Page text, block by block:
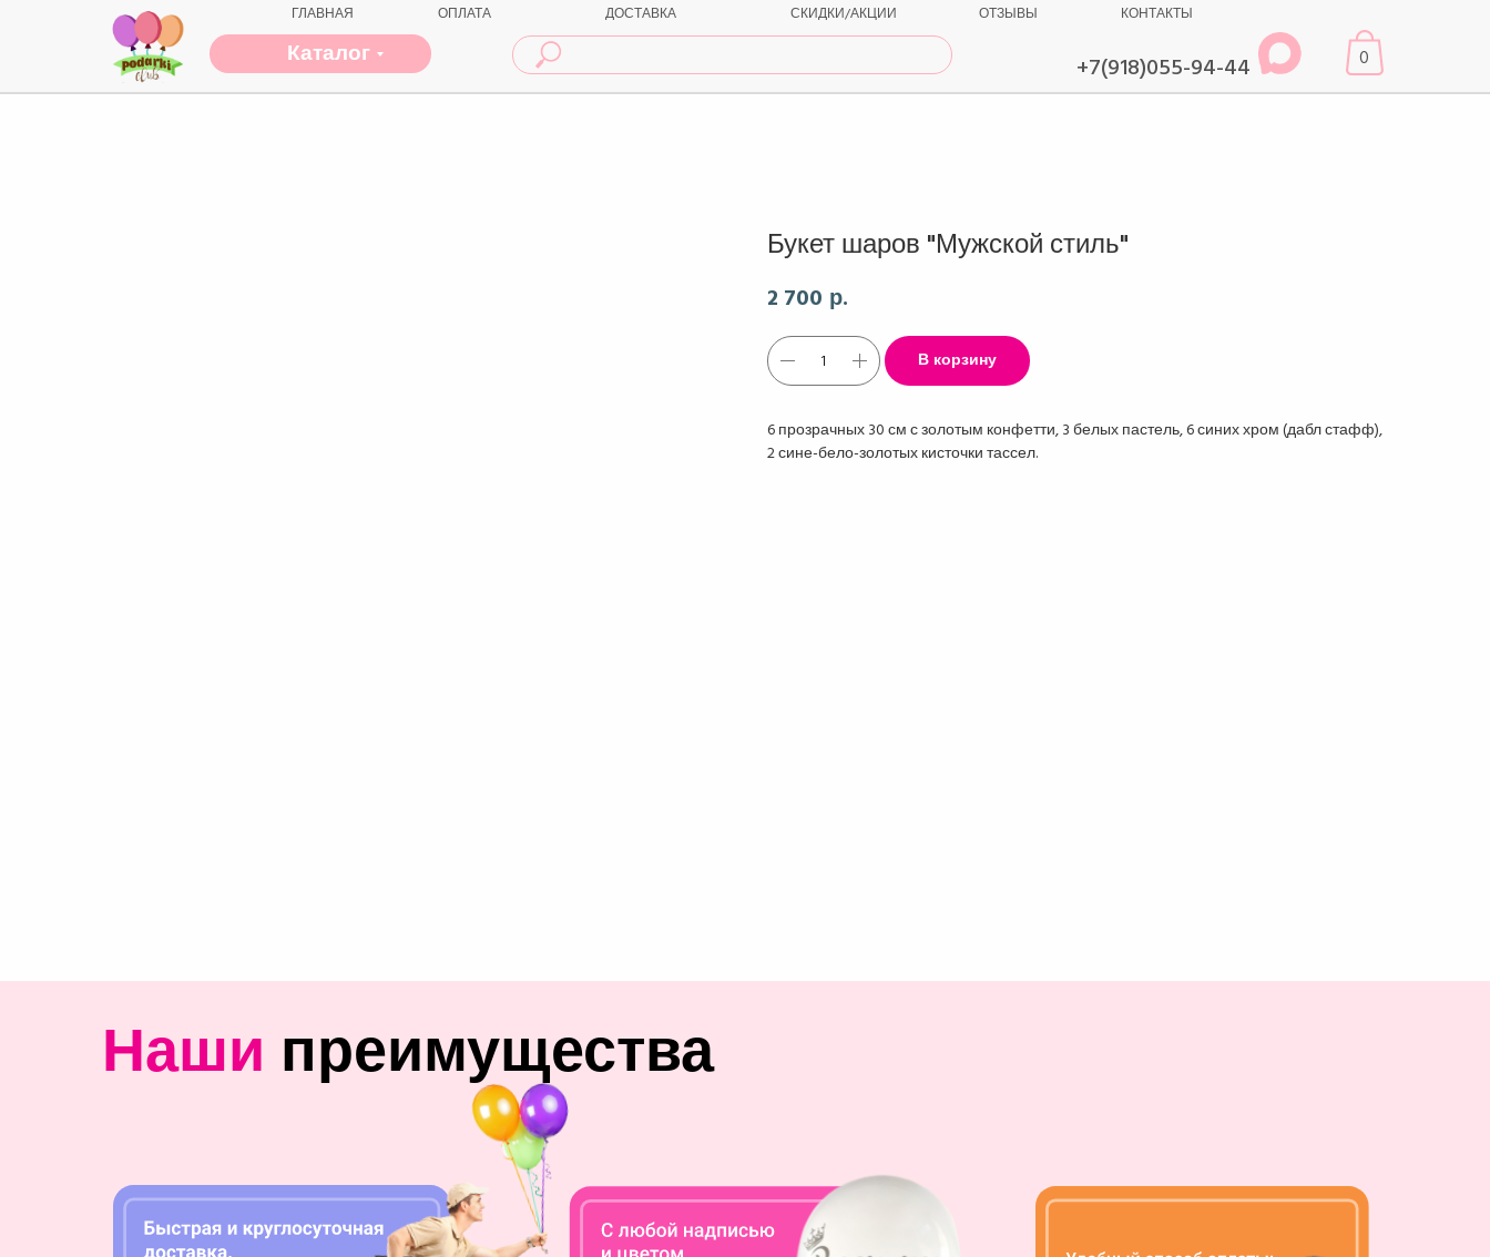
+7(918)055-94-44
ОПЛАТА
ГЛАВНАЯ СКИДКИ/АКЦИИ
ДОСТАВКА ОТЗЫВЫ КОНТАКТЫ
0
Каталог
Букет шаров "Мужской стиль"
2 700 р.
В корзину
6 прозрачных 30 см с золотым конфетти, 3 белых пастель, 6 синих хром (дабл стафф),
2 сине-бело-золотых кисточки тассел.
Наши преимущества